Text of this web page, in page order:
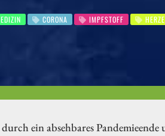
CORONA IMPFSTOFF
ein absehbares